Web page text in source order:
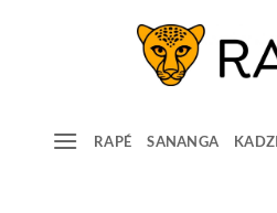
RAPÉ SANANGA